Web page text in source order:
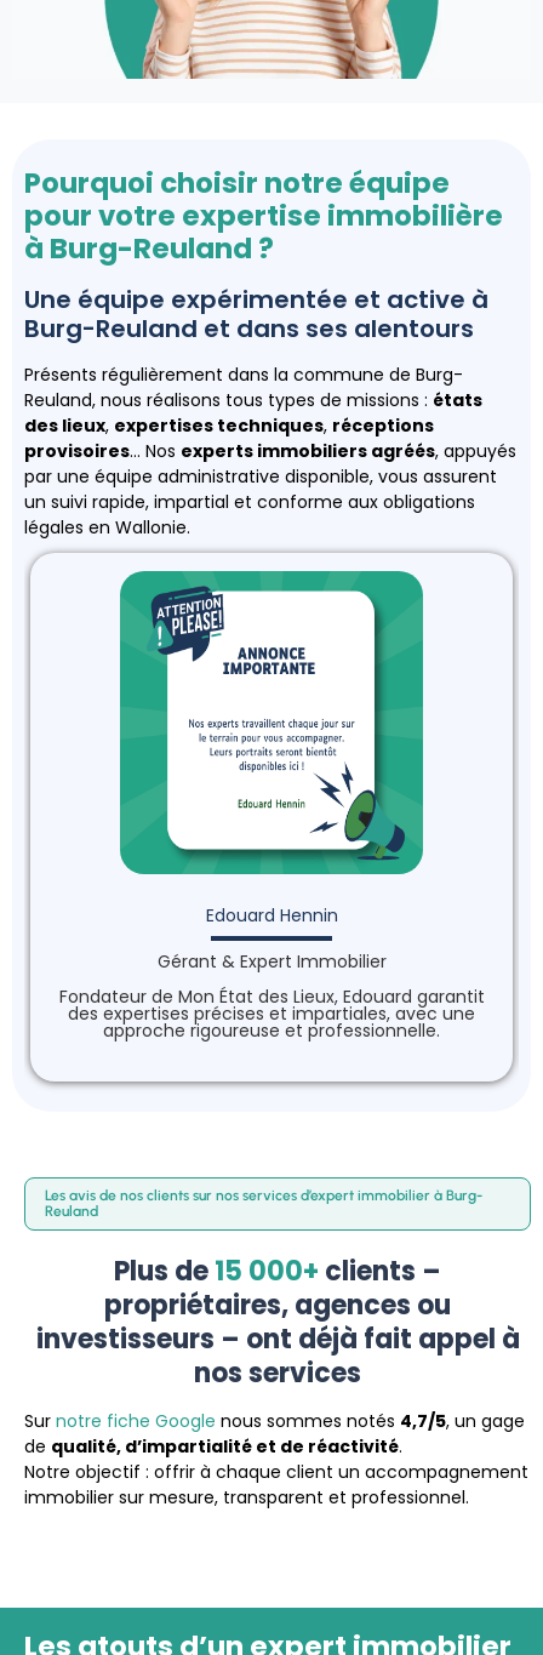
Pourquoi choisir notre équipe
pour votre expertise immobilière
à Burg-Reuland ?
Une équipe expérimentée et active à
Burg-Reuland et dans ses alentours
Présents régulièrement dans la commune de Burg-
Reuland, nous réalisons tous types de missions : états
des lieux, expertises techniques, réceptions
provisoires… Nos experts immobiliers agréés, appuyés
par une équipe administrative disponible, vous assurent
un suivi rapide, impartial et conforme aux obligations
légales en Wallonie.
Edouard Hennin
Gérant & Expert Immobilier
Fondateur de Mon État des Lieux, Edouard garantit
des expertises précises et impartiales, avec une
approche rigoureuse et professionnelle.
Les avis de nos clients sur nos services d’expert immobilier à Burg-
Reuland
Plus de15 000+ clients –
propriétaires, agences ou
investisseurs – ont déjà fait appel à
nos services
Sur notre fiche Google nous sommes notés 4,7/5, un gage
de qualité, d’impartialité et de réactivité.
Notre objectif : offrir à chaque client un accompagnement
immobilier sur mesure, transparent et professionnel.
Les atouts d’un expert immobilier